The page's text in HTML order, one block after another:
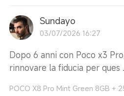
Sundayo
03/07/2026 16:27
Dopo 6 anni con Poco x3
rinnovare la fiducia per ques
POCO X8 Pro Mint Green 8GB +